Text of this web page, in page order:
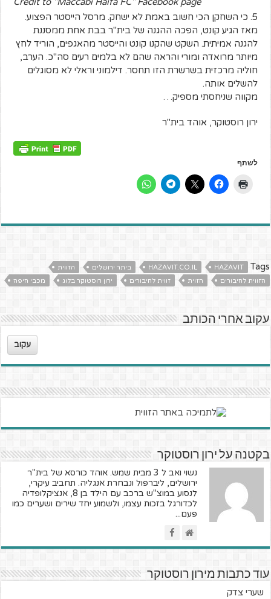
5. כי השחקן הכי חשוב באמת לא ישחק. מרסל הייסטר הפצוע.
מאז הגיע קונט, הפכה ההגנה של בית"ר בבת אחת ממסננת
להגנה אמיתית. השקט שהקנו קונט והייסטר מהאגפים, הוריד לחץ
מיותר מרואדה ומורי והראה שהם לא בלמים רעים סה"כ. הערב,
חוליה מרכזית בשרשרת הזו תחסר. דילמוני וראלי לא מסוגלים
להשלים אותה.
מקווה שניחסתי מספיק…
ירון רוסטוקר, אוהד בית"ר
לשתף
Tags
HAZAVIT
HAZAVIT.CO.IL ביתר ירושלים
הזווית
הזווית לחיבורים
הזוית זווית לחיבורים ירון רוסטוקר בלוג מכבי חיפה
עקוב אחרי הכותב
עקוב
בקטנה על ירון רוסטוקר
נשוי ואב ל 3 מבית שמש. אוהד כורסא של בית"ר
ירושלים, ליברפול ונבחרת אנגליה. תחביב עיקרי,
לנסוע במוצ"ש ברכב עם הילד בן 8, אנציקלופדיה
לכדורגל בזכות עצמו, ולשמוע יחד שירים ושערים כמו
פעם...
עוד כתבות מירון רוסטוקר
שערי צדק